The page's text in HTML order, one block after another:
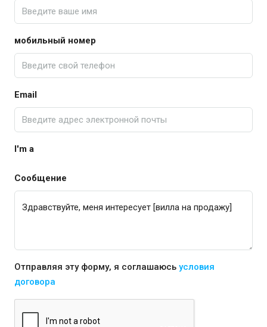
мобильный номер
Email
I'm a
Сообщение
Отправляя эту форму, я соглашаюсь условия
договора